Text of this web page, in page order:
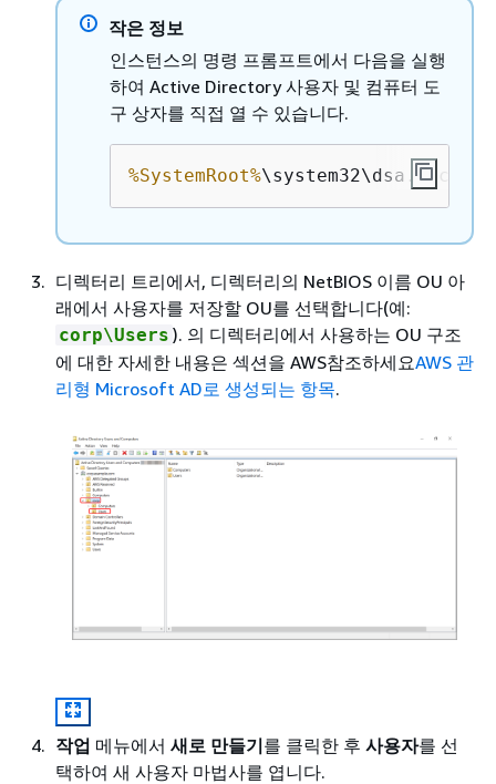
작은 정보
인스턴스의 명령 프롬프트에서 다음을 실행
하여 Active Directory 사용자 및 컴퓨터 도
구 상자를 직접 열 수 있습니다.
%SystemRoot%\system32\dsa.msc
디렉터리 트리에서, 디렉터리의 NetBIOS 이름 OU 아
래에서 사용자를 저장할 OU를 선택합니다(예:
corp\Users ). 의 디렉터리에서 사용하는 OU 구조
에 대한 자세한 내용은 섹션을 AWS참조하세요AWS 관
리형 Microsoft AD로 생성되는 항목.
작업 메뉴에서 새로 만들기를 클릭한 후 사용자를 선
택하여 새 사용자 마법사를 엽니다.